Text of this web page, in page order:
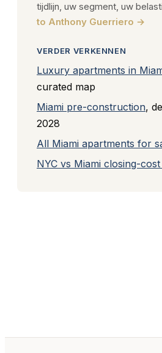
tijdlijn, uw segment, uw
to Anthony Guerriero →
VERDER VERKENNEN
Luxury apartments in
curated map
Miami pre-construction,
2028
All Miami apartments for
NYC vs Miami closing-cost